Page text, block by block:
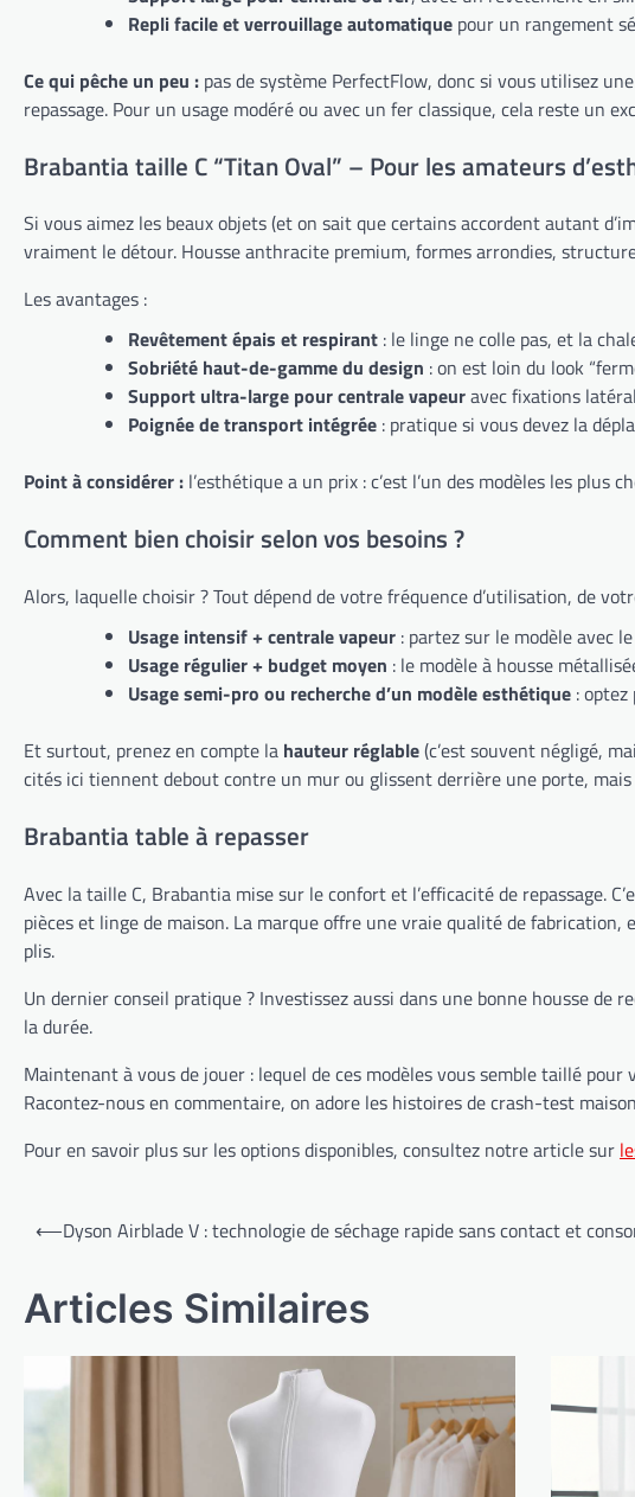
Repli facile et verrouillage automatique pour un rangement
Ce qui pêche un peu : pas de système PerfectFlow, donc si vous utilisez
repassage. Pour un usage modéré ou avec un fer classique, cela reste un
Brabantia taille C “Titan Oval” – Pour les amateurs
Si vous aimez les beaux objets (et on sait que certains accordent autant
vraiment le détour. Housse anthracite premium, formes arrondies,
Les avantages :
Revêtement épais et respirant : le linge ne colle pas, et la
Sobriété haut-de-gamme du design : on est loin du look
Support ultra-large pour centrale vapeuravec fixations
Poignée de transport intégrée : pratique si vous devez la
Point à considérer : l’esthétique a un prix : c’est l’un des modèles les plus
Comment bien choisir selon vos besoins ?
Alors, laquelle choisir ? Tout dépend de votre fréquence d’utilisation, de
Usage intensif + centrale vapeur : partez sur le modèle avec
Usage régulier + budget moyen : le modèle à housse
Usage semi-pro ou recherche d’un modèle esthétique :
Et surtout, prenez en compte la hauteur réglable(c’est souvent négligé,
cités ici tiennent debout contre un mur ou glissent derrière une porte,
Brabantia table à repasser
Avec la taille C, Brabantia mise sur le confort et l’efficacité de repassage.
pièces et linge de maison. La marque offre une vraie qualité de
plis.
Un dernier conseil pratique ? Investissez aussi dans une bonne housse
la durée.
Maintenant à vous de jouer : lequel de ces modèles vous semble taillé
Racontez-nous en commentaire, on adore les histoires de crash-test
Pour en savoir plus sur les options disponibles, consultez notre article sur
Navigation
l’article
⟵Dyson Airblade V : technologie de séchage rapide sans contact et
Articles Similaires